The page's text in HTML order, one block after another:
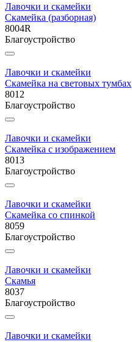
Лавочки и скамейки
Скамейка (разборная)
8004R
Благоустройство
Лавочки и скамейки
Скамейка на световых тумбах
8012
Благоустройство
Лавочки и скамейки
Скамейка с изображением
8013
Благоустройство
Лавочки и скамейки
Скамейка со спинкой
8059
Благоустройство
Лавочки и скамейки
Скамья
8037
Благоустройство
Лавочки и скамейки